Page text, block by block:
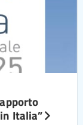
Italia”